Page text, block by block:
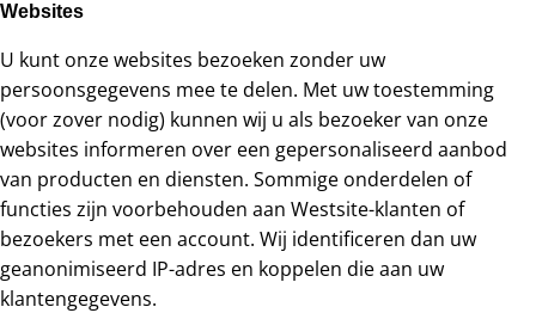
Websites
U kunt onze websites bezoeken zonder uw
persoonsgegevens mee te delen. Met uw toestemming
(voor zover nodig) kunnen wij u als bezoeker van onze
websites informeren over een gepersonaliseerd aanbod
van producten en diensten. Sommige onderdelen of
functies zijn voorbehouden aan Westsite-klanten of
bezoekers met een account. Wij identificeren dan uw
geanonimiseerd IP-adres en koppelen die aan uw
klantengegevens.